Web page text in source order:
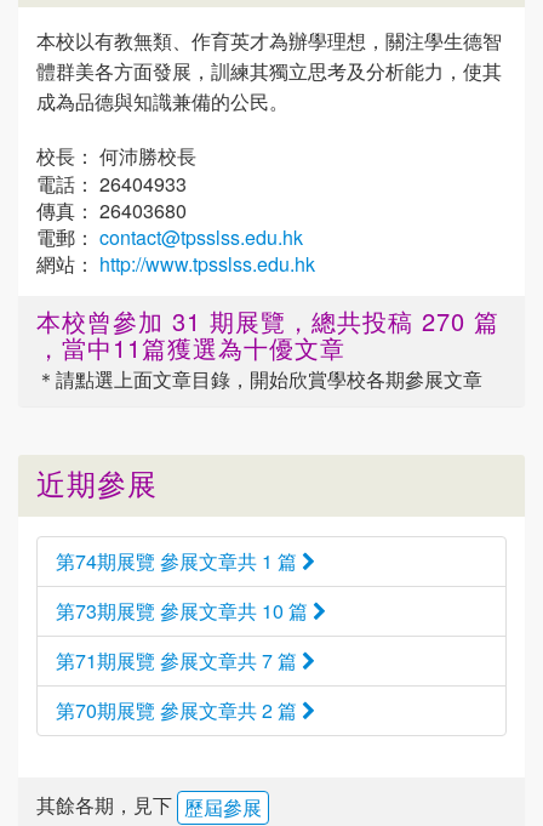
本校以有教無類、作育英才為辦學理想，關注學生德智
體群美各方面發展，訓練其獨立思考及分析能力，使其
成為品德與知識兼備的公民。
校長： 何沛勝校長
電話： 26404933
傳真： 26403680
電郵： contact@tpsslss.edu.hk
網站： http://www.tpsslss.edu.hk
本校曾參加 31 期展覽，總共投稿 270 篇
，當中11篇獲選為十優文章
＊請點選上面文章目錄，開始欣賞學校各期參展文章
近期參展
第74期展覽 參展文章共 1 篇
第73期展覽 參展文章共 10 篇
第71期展覽 參展文章共 7 篇
第70期展覽 參展文章共 2 篇
其餘各期，見下 歷屆參展